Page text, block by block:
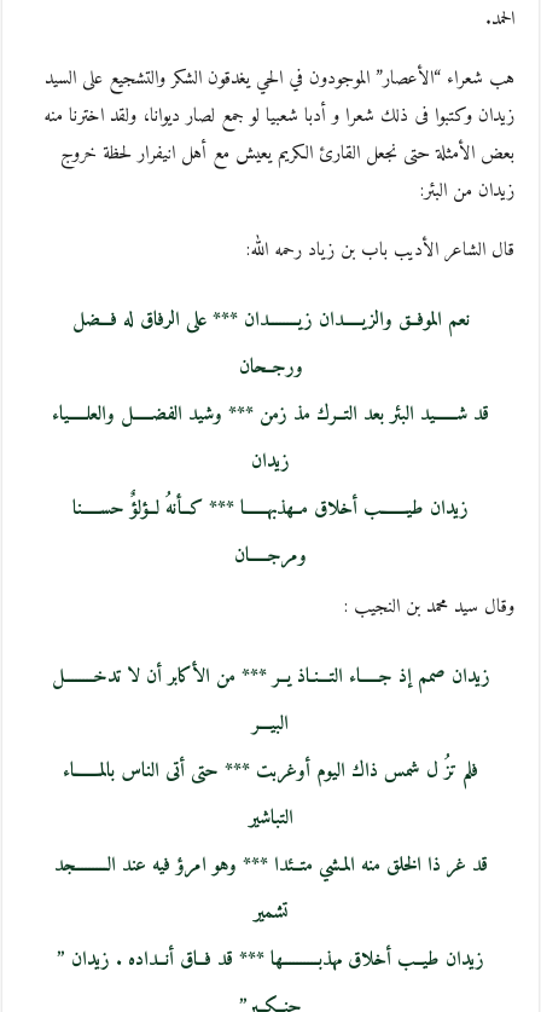
الحمد.
هب شعراء “الأعصار” الموجودون في الحي يغدقون الشكر والتشجيع على السيد
زيدان وكتبوا فى ذلك شعرا و أدبا شعبيا لو جمع لصار ديوانا، ولقد اخترنا منه
بعض الأمثلة حتى نجعل القارئ الكريم يعيش مع أهل انيفرار لحظة خروج
زيدان من البئر:
قال الشاعر الأديب باب بن زياد رحمه الله:
نعم الموفــق والزيـــــدان زيــــــــدان *** على الرفاق له فـــضل
ورجــحان
قد شــــــيد البئر بعد التــرك مذ زمن *** وشيد الفضـــــل والعلـــــياء
زيدان
زيدان طيـــــــب أخلاق مــهذبهــــــا *** كــأنهُ لــؤلؤٌ حســـــنا
ومرجـــــان
وقال سيد محمد بن النجيب :
زيدان صمم إذ جـــــاء التـــنـاذ يــر *** من الأكابر أن لا تدخــــــــل
البيـــر
فلم تزُ ل شمس ذاك اليوم أوغربت *** حتى أتى الناس بالمـــــــاء
التباشير
قد غر ذا الخلق منه المـشي متــئدا *** وهو امرؤ فيه عند الـــــــــجد
تشمير
زيدان طيــب أخلاق مهذبــــــــــها *** قد فــاق أنــداده . زيدان ”